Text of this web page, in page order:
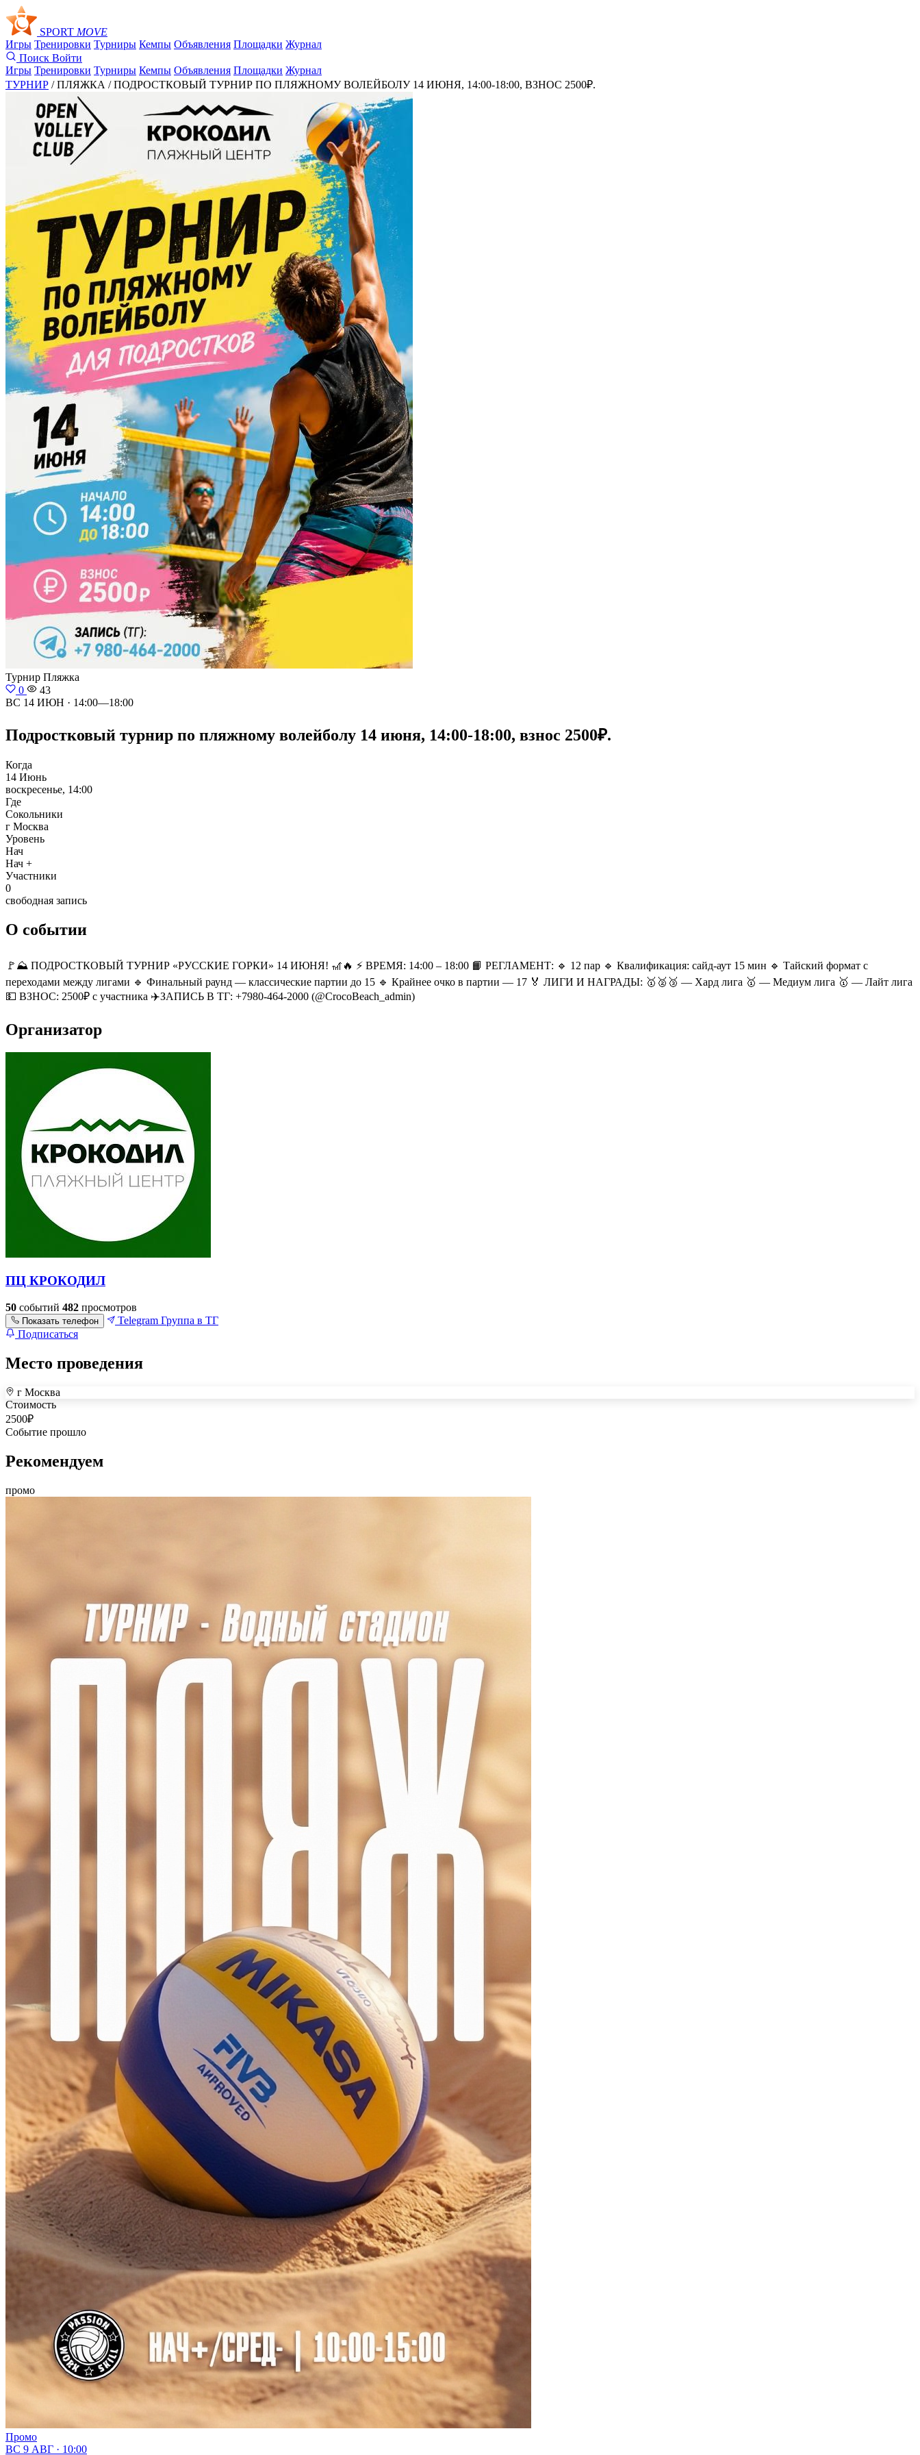
SPORT MOVE
Игры Тренировки Турниры Кемпы Объявления Площадки Журнал
Поиск Войти
Игры Тренировки Турниры Кемпы Объявления Площадки Журнал
ТУРНИР / ПЛЯЖКА /ПОДРОСТКОВЫЙ ТУРНИР ПО ПЛЯЖНОМУ ВОЛЕЙБОЛУ 14 ИЮНЯ, 14:00-18:00, ВЗНОС 2500₽.
Турнир Пляжка
0
43
ВС 14 ИЮН · 14:00—18:00
Подростковый турнир по пляжному волейболу 14 июня, 14:00-18:00, взнос 2500₽.
Когда
14 Июнь
воскресенье, 14:00
Где
Сокольники
г Москва
Уровень
Нач
Нач +
Участники
0
свободная запись
О событии
🚩⛰ ПОДРОСТКОВЫЙ ТУРНИР «РУССКИЕ ГОРКИ» 14 ИЮНЯ! 🎢🔥 ⚡️ ВРЕМЯ: 14:00 – 18:00 📙 РЕГЛАМЕНТ: 🔹 12 пар 🔹 Квалификация: сайд-аут 15 мин 🔹 Тайский формат с
переходами между лигами 🔹 Финальный раунд — классические партии до 15 🔹 Крайнее очко в партии — 17 🏅 ЛИГИ И НАГРАДЫ: 🥇🥈🥉 — Хард лига 🥇 — Медиум лига 🥇 — Лайт лига
💵 ВЗНОС: 2500₽ с участника ✈️ЗАПИСЬ В ТГ: +7980-464-2000 (@CrocoBeach_admin)
Организатор
ПЦ КРОКОДИЛ
50 событий 482 просмотров
Показать телефон Telegram Группа в ТГ
Подписаться
Место проведения
+
–
г Москва
Стоимость
2500₽
Событие прошло
Рекомендуем
промо
Промо
ВС 9 АВГ · 10:00